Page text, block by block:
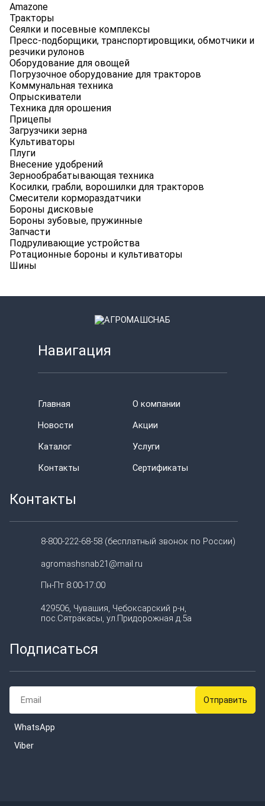
Amazone
Тракторы
Сеялки и посевные комплексы
Пресс-подборщики, транспортировщики, обмотчики и
резчики рулонов
Оборудование для овощей
Погрузочное оборудование для тракторов
Коммунальная техника
Опрыскиватели
Техника для орошения
Прицепы
Загрузчики зерна
Культиваторы
Плуги
Внесение удобрений
Зернообрабатывающая техника
Косилки, грабли, ворошилки для тракторов
Смесители кормораздатчики
Бороны дисковые
Бороны зубовые, пружинные
Запчасти
Подруливающие устройства
Ротационные бороны и культиваторы
Шины
Навигация
Главная
О компании
Новости
Акции
Каталог
Услуги
Контакты
Сертификаты
Контакты
8-800-222-68-58 (бесплатный звонок по России)
agromashsnab21@mail.ru
Пн-Пт 8:00-17:00
429506, Чувашия, Чебоксарский р-н,
пос.Сятракасы, ул.Придорожная д.5а
Подписаться
WhatsApp
Viber